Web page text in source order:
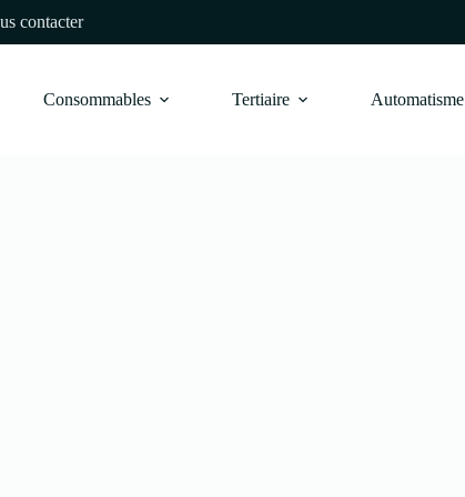
contacter
Consommables Tertiaire Automatisme